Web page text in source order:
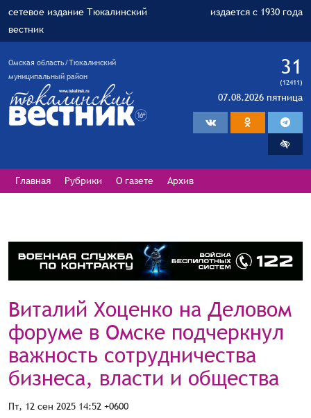
сетевое издание Тюкалинский
вестник
издается с 1930 года
Омская область/Тюкалинский
муниципальный район
31
(12411)
07.08.2026 пятница
Главная Рубрики О газете Архив
Виталий Хоценко на Деловом
форуме в Омске подчеркнул
важность сотрудничества
бизнеса, власти и общества
Пт, 12 сен 2025 14:52 +0600